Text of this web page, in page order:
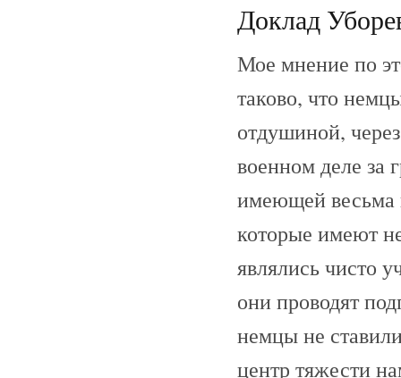
Доклад
Мое мнение по
таково, что
отдушиной,
военном деле за
имеющей весьма
которые имеют
являлись чисто
они проводят
немцы не
центр тяжести